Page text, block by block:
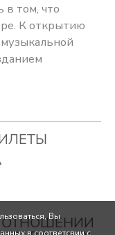
в том, что
К открытию
ОТНОШЕНИИ
Вы